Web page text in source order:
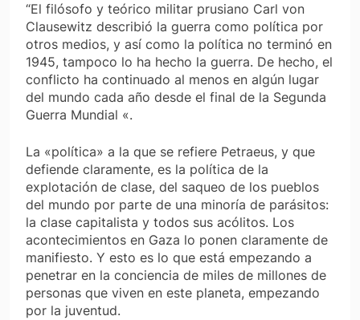
“El filósofo y teórico militar prusiano Carl von
Clausewitz describió la guerra como política por
otros medios, y así como la política no terminó en
1945, tampoco lo ha hecho la guerra. De hecho, el
conflicto ha continuado al menos en algún lugar
del mundo cada año desde el final de la Segunda
Guerra Mundial «.
La «política» a la que se refiere Petraeus, y que
defiende claramente, es la política de la
explotación de clase, del saqueo de los pueblos
del mundo por parte de una minoría de parásitos:
la clase capitalista y todos sus acólitos. Los
acontecimientos en Gaza lo ponen claramente de
manifiesto. Y esto es lo que está empezando a
penetrar en la conciencia de miles de millones de
personas que viven en este planeta, empezando
por la juventud.